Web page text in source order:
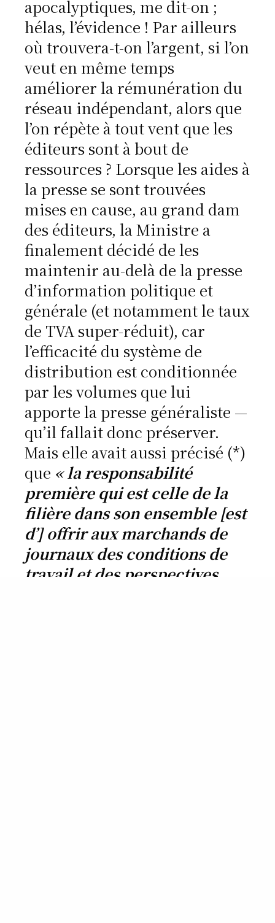
apocalyptiques, me dit-on ;
hélas, l’évidence ! Par ailleurs
où trouvera-t-on l’argent, si l’on
veut en même temps
améliorer la rémunération du
réseau indépendant, alors que
l’on répète à tout vent que les
éditeurs sont à bout de
ressources ? Lorsque les aides à
la presse se sont trouvées
mises en cause, au grand dam
des éditeurs, la Ministre a
finalement décidé de les
maintenir au-delà de la presse
d’information politique et
générale (et notamment le taux
de TVA super-réduit), car
l’efficacité du système de
distribution est conditionnée
par les volumes que lui
apporte la presse généraliste —
qu’il fallait donc préserver.
Mais elle avait aussi précisé (*)
que « la responsabilité
première qui est celle de la
filière dans son ensemble [est
d’] offrir aux marchands de
journaux des conditions de
travail et des perspectives